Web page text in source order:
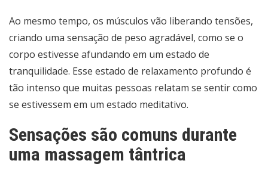
Ao mesmo tempo, os músculos vão liberando tensões,
criando uma sensação de peso agradável, como se o
corpo estivesse afundando em um estado de
tranquilidade. Esse estado de relaxamento profundo é
tão intenso que muitas pessoas relatam se sentir como
se estivessem em um estado meditativo.
Sensações são comuns durante
uma massagem tântrica